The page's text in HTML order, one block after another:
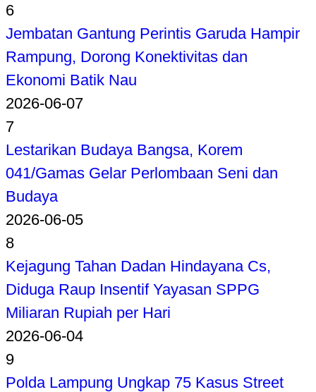
6
Jembatan Gantung Perintis Garuda Hampir
Rampung, Dorong Konektivitas dan
Ekonomi Batik Nau
2026-06-07
7
Lestarikan Budaya Bangsa, Korem
041/Gamas Gelar Perlombaan Seni dan
Budaya
2026-06-05
8
Kejagung Tahan Dadan Hindayana Cs,
Diduga Raup Insentif Yayasan SPPG
Miliaran Rupiah per Hari
2026-06-04
9
Polda Lampung Ungkap 75 Kasus Street